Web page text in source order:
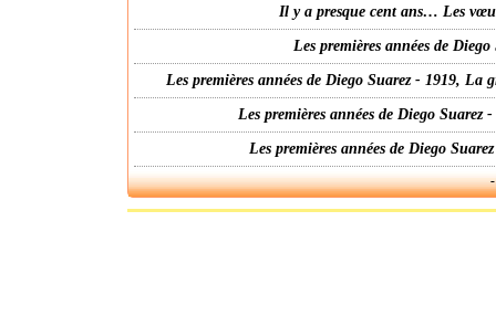
Il y a presque cent ans… Les
Les premières années de
Les premières années de Diego Suarez - 1919,
Les premières années de Diego
Les premières années de Diego